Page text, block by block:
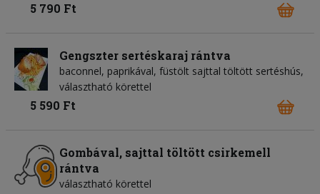
5 790 Ft
Gengszter sertéskaraj rántva
baconnel, paprikával, füstölt sajttal töltött sertéshús,
választható körettel
5 590 Ft
Gombával, sajttal töltött csirkemell
rántva
választható körettel